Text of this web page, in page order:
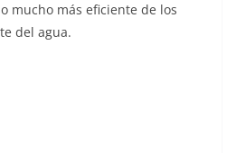
mucho más eficiente de los
del agua.